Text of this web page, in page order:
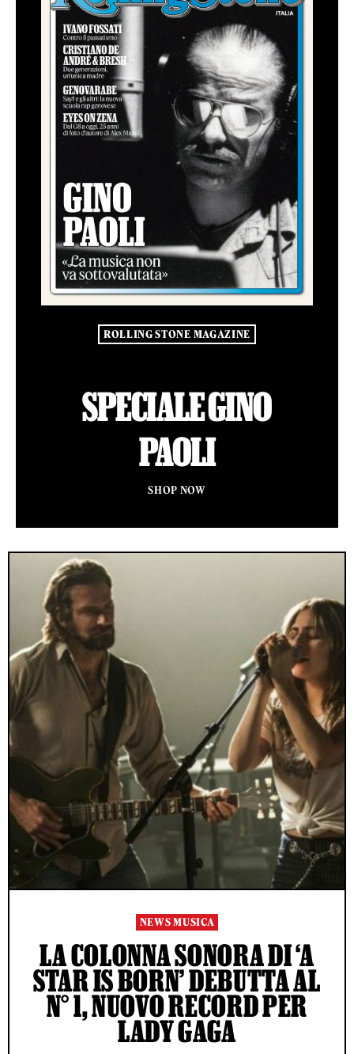
ROLLING STONE MAGAZINE
SPECIALE GINO
PAOLI
SHOP NOW
NEWS MUSICA
LA COLONNA SONORA DI ‘A
STAR IS BORN’ DEBUTTA AL
N° 1, NUOVO RECORD PER
LADY GAGA